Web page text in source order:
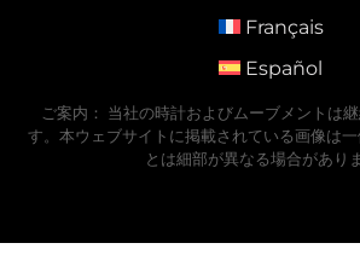
Français
Español
ご案内： 当社の時計およびムーブメントは
す。本ウェブサイトに掲載されている画像は
とは細部が異なる場合があり